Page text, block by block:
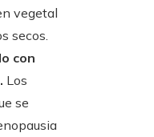
vegetal
secos.
con
. Los
se